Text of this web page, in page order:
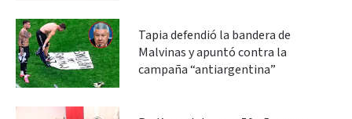
Tapia defendió la bandera de
Malvinas y apuntó contra la
campaña “antiargentina”